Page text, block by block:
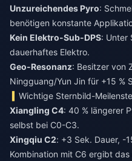
Unzureichendes Pyro:
benötigen konstante
Kein Elektro-Sub-DPS: Unter
dauerhaftes Elektro.
Geo-Resonanz: Besitzer von
Ningguang/Yun Jin für +15 %
Wichtige Sternbild-
Xiangling C4: 40 % längerer
selbst bei C0-C3.
Xingqiu C2: +3 Sek. Dauer, -
Kombination mit C6 ergibt